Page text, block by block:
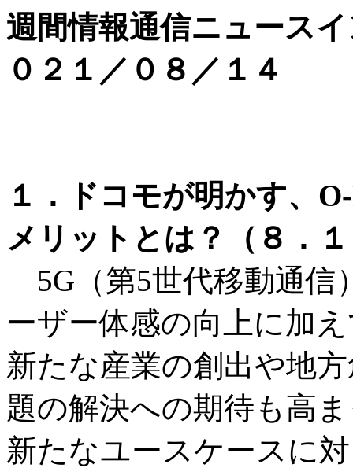
週間情報通信ニュース
０２１／０８／１４
１．ドコモが明かす、
メリットとは？（８．
5G（第5世代移動通信
ーザー体感の向上に加
新たな産業の創出や地
題の解決への期待も高
新たなユースケースに